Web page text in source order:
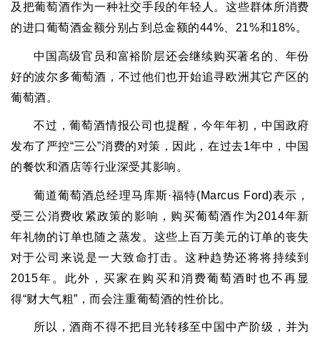
及把葡萄酒作为一种社交手段的年轻人。这些群体所消费
的进口葡萄酒金额分别占到总金额的44% 21%和18%。
中国高级官员和富裕阶层还会继续购买著名的、年份
好的波尔多葡萄酒，不过他们也开始追寻欧洲其它产区的
葡萄酒。
不过，葡萄酒情报公司也提醒，今年年初，中国政府
发布了严控“三公”消费的对策，因此，在过去1年中，中国
的餐饮和酒店等行业深受其影响。
葡道葡萄酒总经理马库斯·福特(Marcus Ford)表示，
受三公消费收紧政策的影响，购买葡萄酒作为2014年新
年礼物的订单也随之蒸发。这些上百万美元的订单的丧失
对于公司来说是一大致命打击。这种趋势还将将持续到
2015年。此外，买家在购买和消费葡萄酒时也不再显
得“财大气粗” ，而会注重葡萄酒的性价比。
所以，酒商不得不把目光转移至中国中产阶级，并为